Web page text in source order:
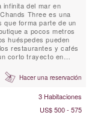
del mar en
Three es una
que forma parte de un
a pocos metros
huéspedes pueden
restaurantes y cafés
corto trayecto en
Hacer una reservación
3 Habitaciones
US$ 500 - 575